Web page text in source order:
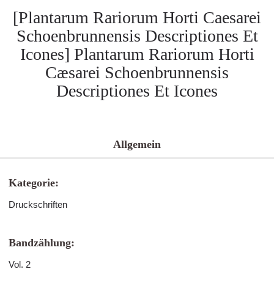
[Plantarum Rariorum Horti Caesarei
Schoenbrunnensis Descriptiones Et
Icones] Plantarum Rariorum Horti
Cæsarei Schoenbrunnensis
Descriptiones Et Icones
Allgemein
Kategorie:
Druckschriften
Bandzählung:
Vol. 2